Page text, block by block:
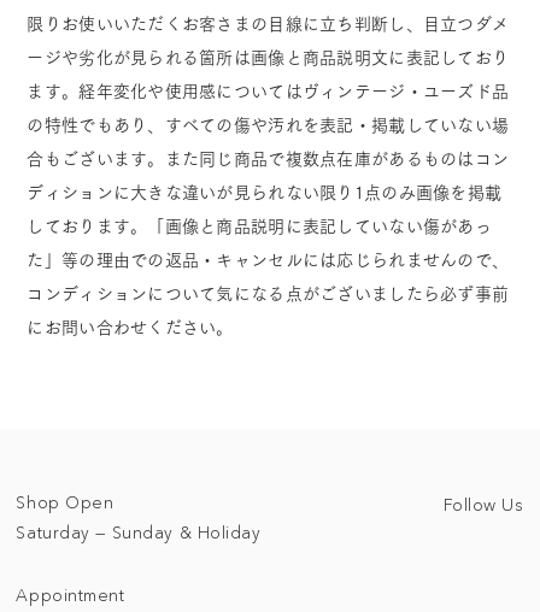
限りお使いいただくお客さまの目線に立ち判断し、目立つダメ
ージや劣化が見られる箇所は画像と商品説明文に表記しており
ます。経年変化や使用感についてはヴィンテージ・ユーズド品
の特性でもあり、すべての傷や汚れを表記・掲載していない場
合もございます。また同じ商品で複数点在庫があるものはコン
ディションに大きな違いが見られない限り1点のみ画像を掲載
しております。「画像と商品説明に表記していない傷があっ
た」等の理由での返品・キャンセルには応じられませんので、
コンディションについて気になる点がございましたら必ず事前
にお問い合わせください。
Shop Open
Saturday — Sunday & Holiday
Appointment
Follow Us